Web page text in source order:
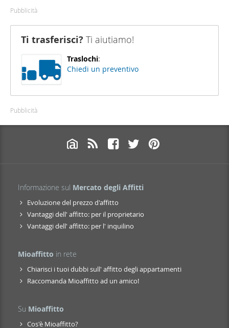
Pubblicità
Ti trasferisci? Ti aiutiamo!
Traslochi:
Chiedi un preventivo
Pubblicità
Informazione sul Mercato degli Affitti
Evoluzione del prezzo d'affitto
Vantaggi dell' affitto: per il proprietario
Vantaggi dell' affitto: per l' inquilino
Mioaffitto in rete
Chiarisci i tuoi dubbi sull' affitto degli appartamenti
Raccomanda Mioaffitto ad un amico!
Su Mioaffitto
Cos'è Mioaffitto?